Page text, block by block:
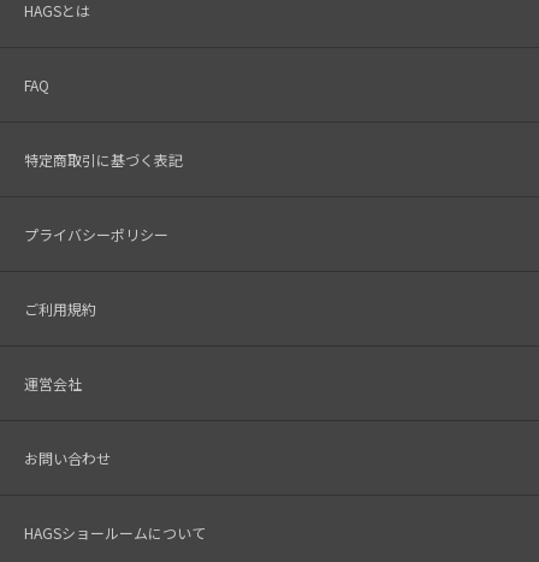
HAGSとは
FAQ
特定商取引に基づく表記
プライバシーポリシー
ご利用規約
運営会社
お問い合わせ
HAGSショールームについて